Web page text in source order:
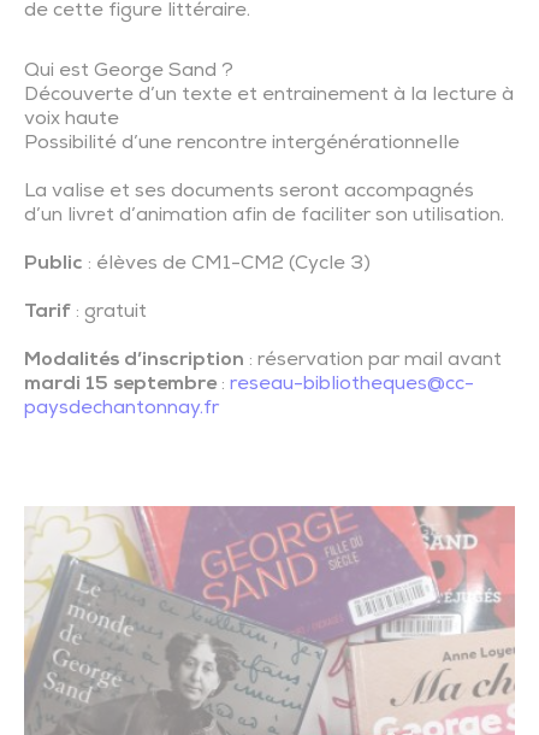
de cette figure littéraire.
Qui est George Sand ?
Découverte d’un texte et entrainement à la lecture à
voix haute
Possibilité d’une rencontre intergénérationnelle
La valise et ses documents seront accompagnés
d’un livret d’animation afin de faciliter son utilisation.
Public : élèves de CM1-CM2 (Cycle 3)
Tarif : gratuit
Modalités d’inscription : réservation par mail avant
mardi 15 septembre : reseau-bibliotheques@cc-
paysdechantonnay.fr